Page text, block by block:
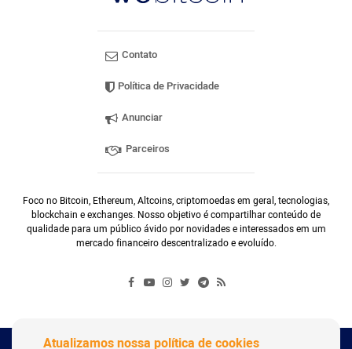
Contato
Política de Privacidade
Anunciar
Parceiros
Foco no Bitcoin, Ethereum, Altcoins, criptomoedas em geral, tecnologias,
blockchain e exchanges. Nosso objetivo é compartilhar conteúdo de
qualidade para um público ávido por novidades e interessados em um
mercado financeiro descentralizado e evoluído.
Atualizamos nossa política de cookies